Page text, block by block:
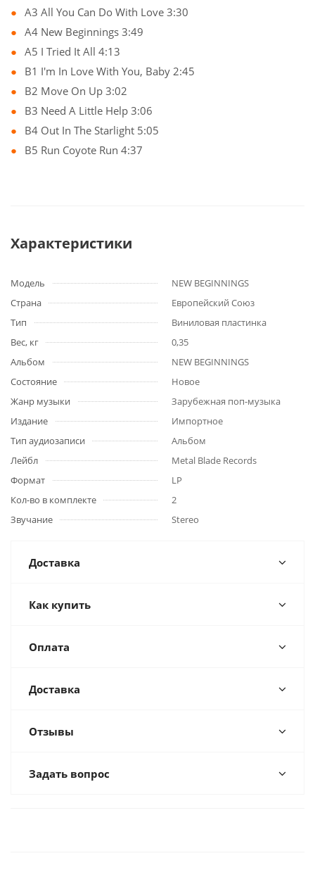
A3 All You Can Do With Love 3:30
A4 New Beginnings 3:49
A5 I Tried It All 4:13
B1 I'm In Love With You, Baby 2:45
B2 Move On Up 3:02
B3 Need A Little Help 3:06
B4 Out In The Starlight 5:05
B5 Run Coyote Run 4:37
Характеристики
Модель
NEW BEGINNINGS
Страна
Европейский Союз
Тип
Виниловая пластинка
Вес, кг
0,35
Альбом
NEW BEGINNINGS
Состояние
Новое
Жанр музыки
Зарубежная поп-музыка
Издание
Импортное
Тип аудиозаписи
Альбом
Лейбл
Metal Blade Records
Формат
LP
Кол-во в комплекте
2
Звучание
Stereo
Доставка
Как купить
Оплата
Доставка
Отзывы
Задать вопрос